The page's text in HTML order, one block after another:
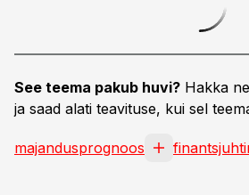
See teema pakub huvi? Hakka
ja saad alati teavituse, kui sel
majandusprognoos